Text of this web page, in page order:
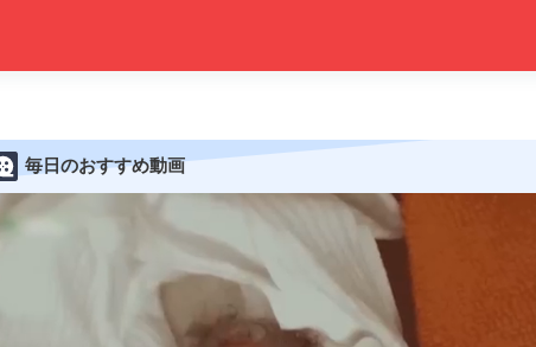
毎日のおすすめ動画